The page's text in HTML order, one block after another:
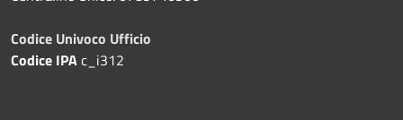
Codice Univoco Ufficio
Codice IPAc_i312